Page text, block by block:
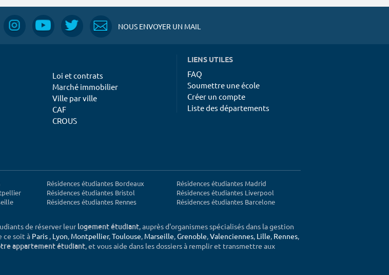
NOUS ENVOYER UN MAIL
Loi et contrats
Marché immobilier
Ville par ville
CAF
CROUS
LIENS UTILES
FAQ
Soumettre une école
Créer un compte
Liste des départements
Résidences étudiantes Bordeaux
Résidences étudiantes Bristol
Résidences étudiantes Rennes
Résidences étudiantes Madrid
Résidences étudiantes Liverpool
Résidences étudiantes Barcelone
de réserver leurlogement étudiant, auprès d'organismes spécialisés dans la gestion
ce soit à Paris , Lyon, Montpellier,Toulouse, Marseille,Grenoble,Valenciennes, Lille, Rennes,
appartement étudiant, et vous aide dans les dossiers à remplir et transmettre aux